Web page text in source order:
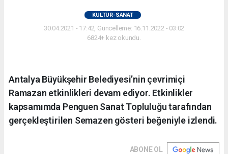
KÜLTÜR-SANAT
30.04.2021 - 17:42, Güncelleme: 16.11.2022 - 03:02
6824+ kez okundu.
Antalya Büyükşehir Belediyesi’nin çevrimiçi
Ramazan etkinlikleri devam ediyor. Etkinlikler
kapsamımda Penguen Sanat Topluluğu tarafından
gerçekleştirilen Semazen gösteri beğeniyle izlendi.
ABONE OL